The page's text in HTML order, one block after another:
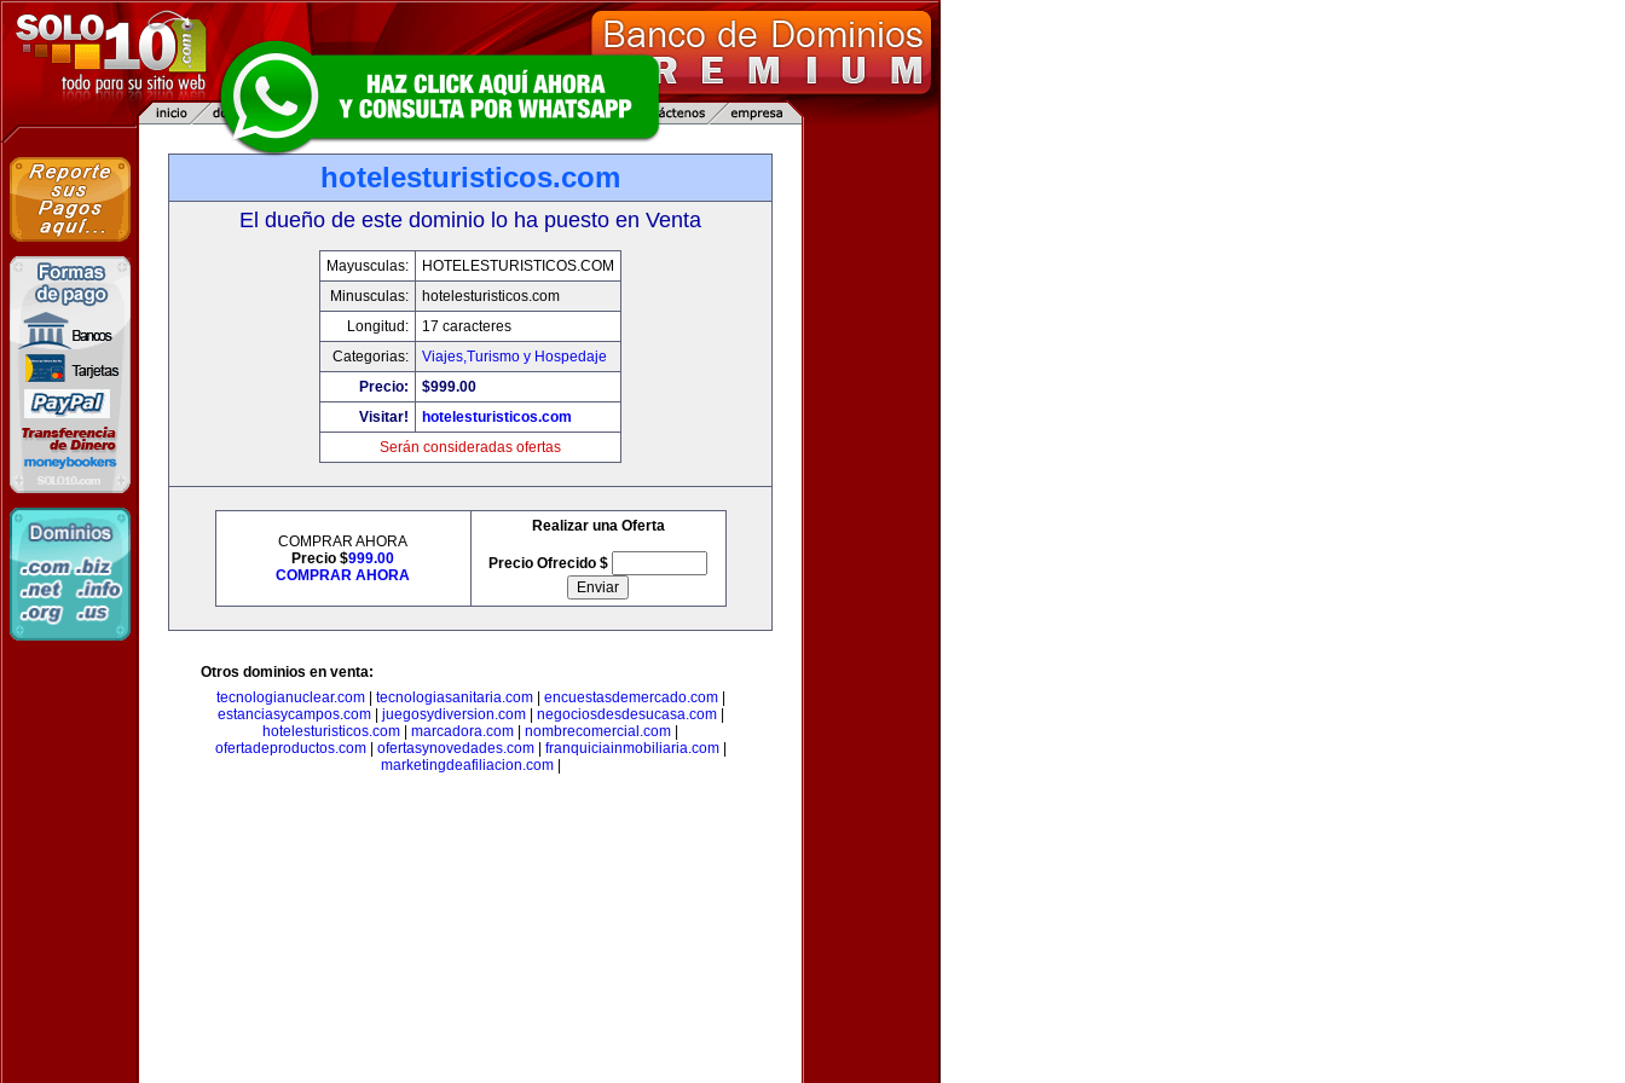
hotelesturisticos.com
El dueño de este dominio lo ha puesto en Venta
Mayusculas:
HOTELESTURISTICOS.COM
Minusculas:
hotelesturisticos.com
Longitud:
17 caracteres
Categorias:
Viajes,Turismo y Hospedaje
Precio:
$999.00
Visitar!
hotelesturisticos.com
Serán consideradas ofertas
COMPRAR AHORA
Precio $999.00
COMPRAR AHORA
Realizar una Oferta
Precio Ofrecido $
Otros dominios en venta:
tecnologianuclear.com| tecnologiasanitaria.com| encuestasdemercado.com|
estanciasycampos.com| juegosydiversion.com| negociosdesdesucasa.com|
hotelesturisticos.com
marcadora.com nombrecomercial.com
ofertadeproductos.com| ofertasynovedades.com| franquiciainmobiliaria.com|
marketingdeafiliacion.com|